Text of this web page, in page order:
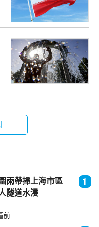
雨帶掃上海市區
隧道水浸
1
前